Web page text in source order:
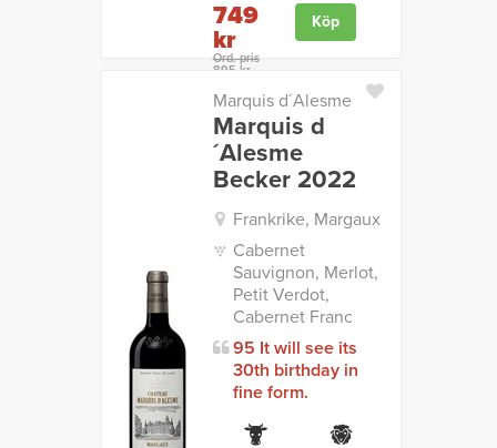
749
kr
Ord. pris
895 kr
Köp
Marquis d´Alesme
Marquis d
´Alesme
Becker 2022
Frankrike, Margaux
Cabernet
Sauvignon, Merlot,
Petit Verdot,
Cabernet Franc
95 It will see its
30th birthday in
fine form.